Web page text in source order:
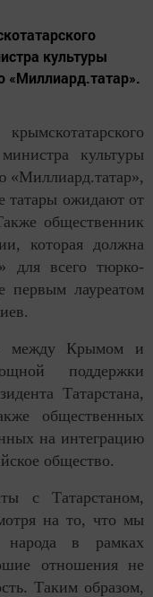
культуры
«Миллиард.татар».
культуры
«Миллиард.татар»,
татары ожидают от
общественник
которая должна
для всего тюрко-
первым лауреатом
между Крымом и
поддержки
Татарстана,
общественных
на интеграцию
общество.
с Татарстаном,
на то, что мы
народа в рамках
отношения не
Таким образом,